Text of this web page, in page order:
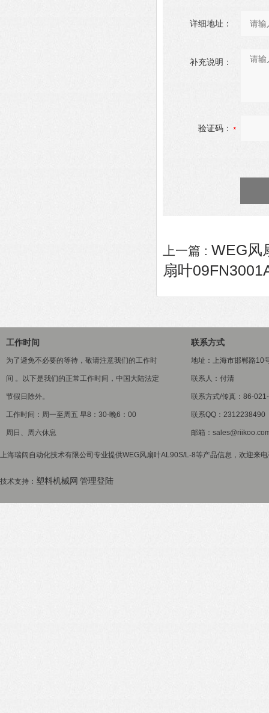
详细地址：
补充说明：
验证码：
上一篇 : WEG风
扇叶
工作时间
为了避免不必要的等待，敬请注意我们的工作时
间 。以下是我们的正常工作时间，中国大陆法定
节假日除外。
工作时间：周一至周五 早8：30-晚6：00
周日、周六休息
联系方式
地址：上海市邯郸路10
联系人：付清
联系方式/传真：86-
联系QQ：2312238490
邮箱：
上海瑞阔自动化技术有限公司专业提供WEG风扇叶AL90S/L-8等产品信息，欢迎来
技术支持： 塑料机械网 管理登陆